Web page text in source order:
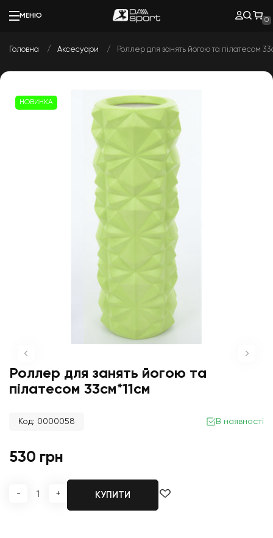
МЕНЮ
0
Головна Аксесуари Роллер для занять йогою та пілатесом
НОВИНКА
Роллер для занять йогою та
пілатесом 33см*11см
Код: 0000058 В наявності
530 грн
- + КУПИТИ